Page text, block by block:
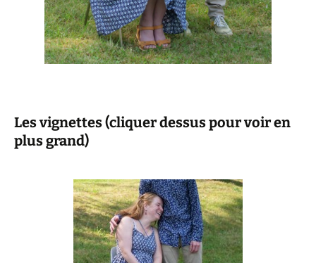
Les vignettes (cliquer dessus pour voir en
plus grand)